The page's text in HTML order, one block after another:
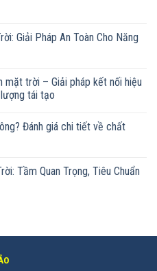
Giải Pháp An Toàn Cho Năng
mặt trời – Giải pháp kết nối hiệu
tái tạo
Đánh giá chi tiết về chất
Tầm Quan Trọng, Tiêu Chuẩn